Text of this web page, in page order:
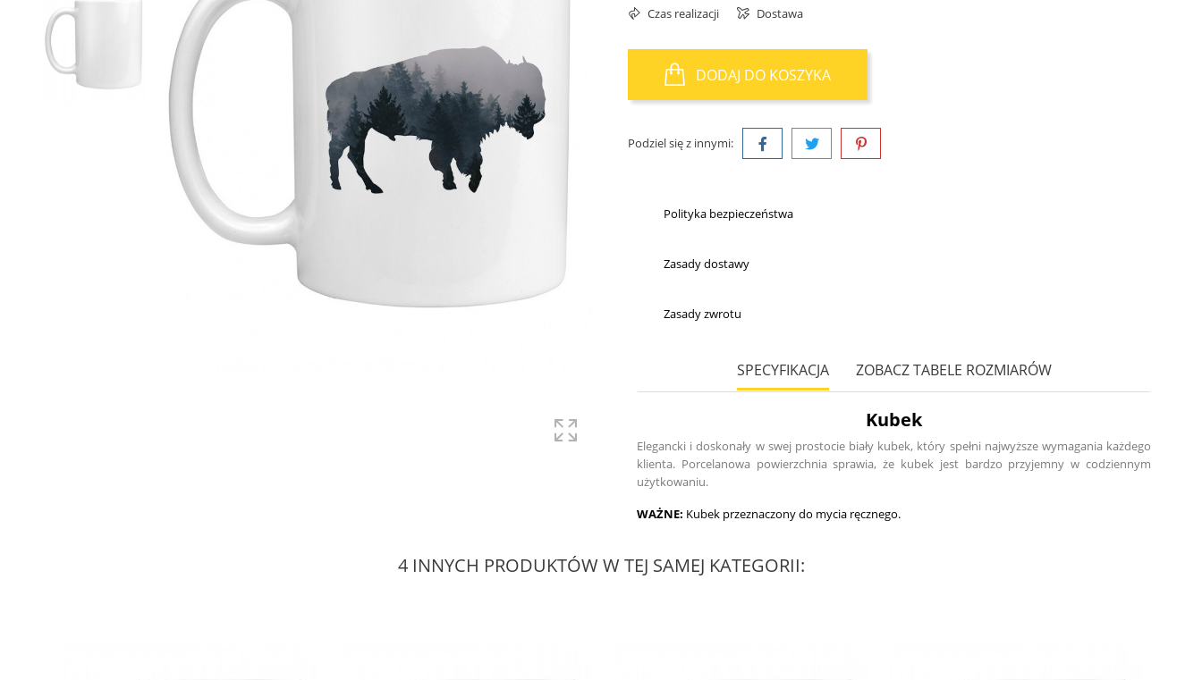
Czas realizacji Dostawa
DODAJ DO KOSZYKA
Podziel się z innymi:
Polityka bezpieczeństwa
Zasady dostawy
Zasady zwrotu
SPECYFIKACJA ZOBACZ TABELE ROZMIARÓW
Kubek
Elegancki i doskonały w swej prostocie biały kubek, który spełni najwyższe wymagania każdego
klienta. Porcelanowa powierzchnia sprawia, że kubek jest bardzo przyjemny w codziennym
użytkowaniu.
WAŻNE: Kubek przeznaczony do mycia ręcznego.
4 INNYCH PRODUKTÓW W TEJ SAMEJ KATEGORII: